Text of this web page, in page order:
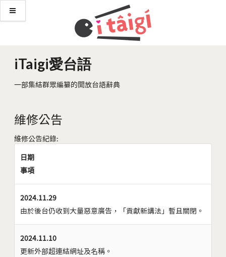
iTaigi愛台語
一部集結群眾編纂的開放台語辭典
維修公告
維修公告紀錄:
日期
事項
2024.11.29
由於後台仍收到大量惡意廣告，「貢獻新講法」暫且關閉。
2024.11.10
更新外部超連結網址及名稱。